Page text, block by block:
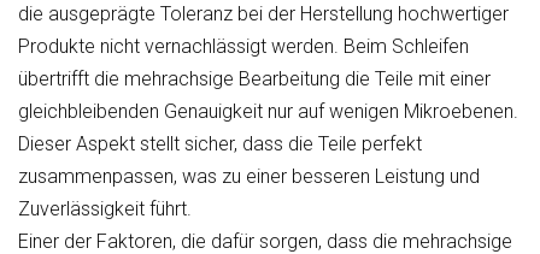
die ausgeprägte Toleranz bei der Herstellung hochwertiger
Produkte nicht vernachlässigt werden. Beim Schleifen
übertrifft die mehrachsige Bearbeitung die Teile mit einer
gleichbleibenden Genauigkeit nur auf wenigen Mikroebenen.
Dieser Aspekt stellt sicher, dass die Teile perfekt
zusammenpassen, was zu einer besseren Leistung und
Zuverlässigkeit führt.
Einer der Faktoren, die dafür sorgen, dass die mehrachsige